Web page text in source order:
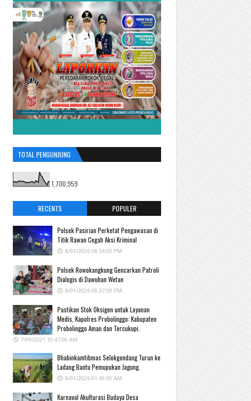
TOTAL PENGUNJUNG
1,700,959
RECENTS POPULER
Polsek Pasirian Perketat Pengawasan di
Titik Rawan Cegah Aksi Kriminal
8/01/2026 08:34:00 PM
Polsek Rowokangkung Gencarkan Patroli
Dialogis di Dawuhan Wetan
8/01/2026 08:37:00 PM
Pastikan Stok Oksigen untuk Layanan
Medis, Kapolres Probolinggo: Kabupaten
Probolinggo Aman dan Tercukupi.
7/09/2021 10:47:00 AM
Bhabinkamtibmas Selokgondang Turun ke
Ladang Bantu Pemupukan Jagung.
8/01/2026 01:49:00 AM
Karnaval Akulturasi Budaya Desa